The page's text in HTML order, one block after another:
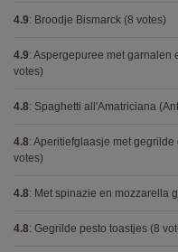
4.9: Broodje Bismarck (8 votes)
4.9: Aspergepuree met garnalen
votes)
4.8: Spaghetti all'Amatriciana
4.8: Aperitiefglaasje met
votes)
4.8: Met spinazie en mozzarella
4.8: Gegrilde pesto toastjes (8